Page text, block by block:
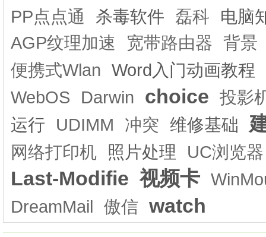
PP点点通 杀毒软件 磊科
电脑
AGP纹理加速
宽带路由器
背景
便携式Wlan Word入门动画教程
WebOS
Darwin choice 投影
运行
UDIMM 冲突 维修基础
网络打印机 照片处理 UC浏览器
Last-Modifie 视频卡
DreamMail 傲信 watch